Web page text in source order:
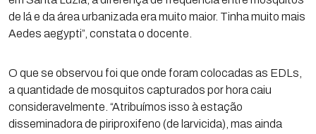
de lá e da área urbanizada era muito maior. Tinha muito mais
Aedes aegypti”, constata o docente.
O que se observou foi que onde foram colocadas as EDLs,
a quantidade de mosquitos capturados por hora caiu
consideravelmente. “Atribuímos isso à estação
disseminadora de piriproxifeno (de larvicida), mas ainda